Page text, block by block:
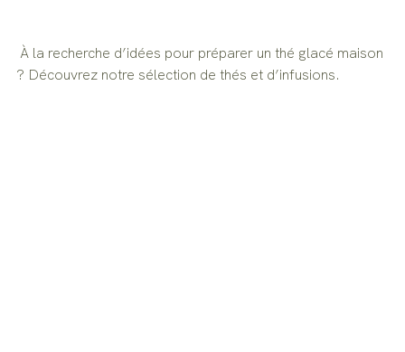
À la recherche d’idées pour préparer un thé glacé maison
? Découvrez notre sélection de thés et d’infusions.